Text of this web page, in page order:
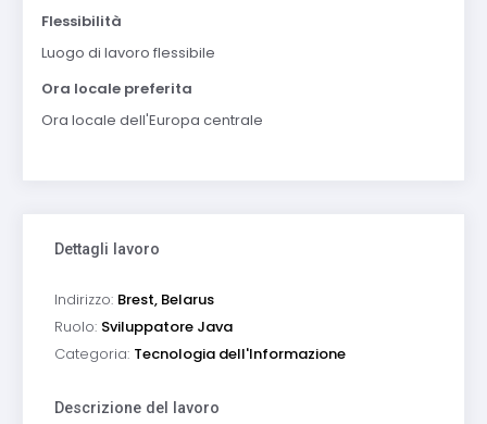
Flessibilità
Luogo di lavoro flessibile
Ora locale preferita
Ora locale dell'Europa centrale
Dettagli lavoro
Indirizzo: Brest, Belarus
Ruolo: Sviluppatore Java
Categoria: Tecnologia dell'Informazione
Descrizione del lavoro